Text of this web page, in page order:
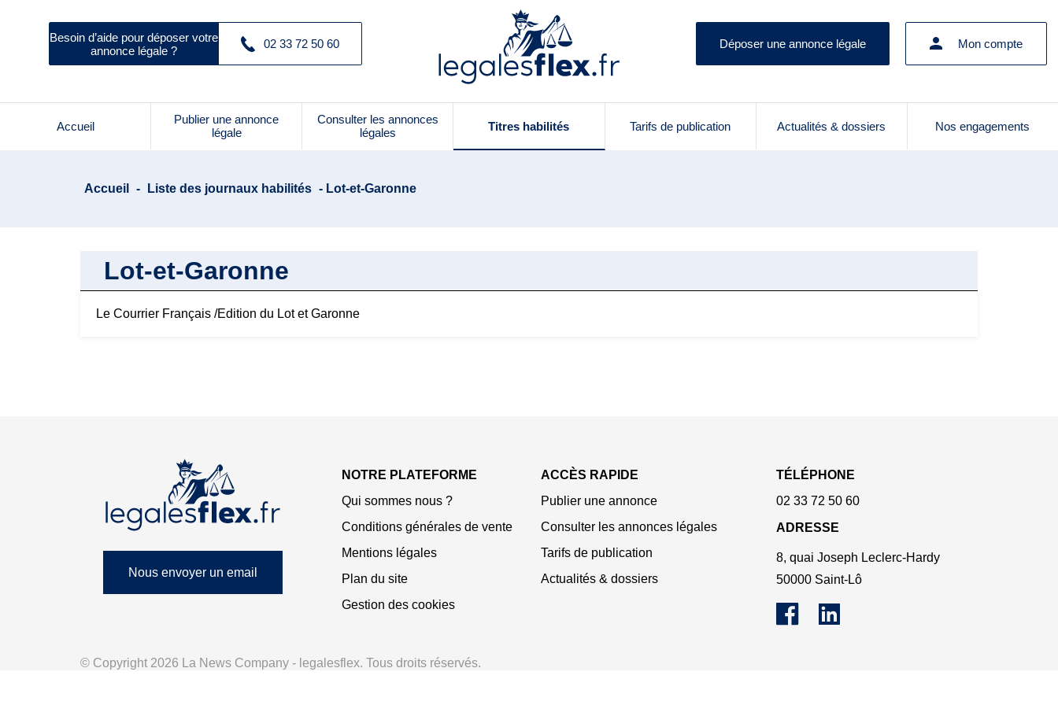
Besoin d’aide pour déposer votre
annonce légale ?
02 33 72 50 60 Déposer une annonce légale Mon compte
Accueil
Publier une annonce
légale
Consulter les annonces
légales
Titres habilités Tarifs de publication Actualités & dossiers Nos engagements
Accueil - Liste des journaux habilités - Lot-et-Garonne
Lot-et-Garonne
Le Courrier Français /Edition du Lot et Garonne
Nous envoyer un email
NOTRE PLATEFORME
Qui sommes nous ?
Conditions générales de vente
Mentions légales
Plan du site
Gestion des cookies
ACCÈS RAPIDE
Publier une annonce
Consulter les annonces légales
Tarifs de publication
Actualités & dossiers
TÉLÉPHONE
02 33 72 50 60
ADRESSE
8, quai Joseph Leclerc-Hardy
50000 Saint-Lô
© Copyright 2026 La News Company - legalesflex. Tous droits réservés.